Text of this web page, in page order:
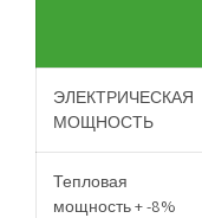
ЭЛЕКТРИЧЕСКАЯ
МОЩНОСТЬ
Тепловая
мощность + -8%